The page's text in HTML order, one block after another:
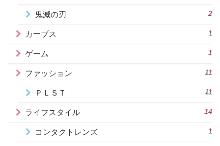
鬼滅の刃 2
カーブス 1
ゲーム 1
ファッション 11
ＰＬＳＴ 11
ライフスタイル 14
コンタクトレンズ 1